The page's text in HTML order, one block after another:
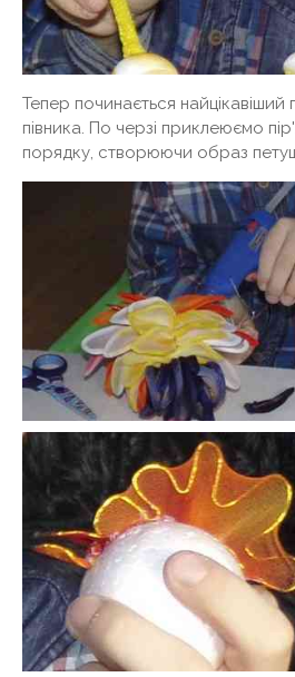
Тепер починається найцікавіший
півника. По черзі приклеюємо
порядку, створюючи образ